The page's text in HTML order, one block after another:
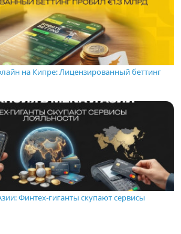
на Кипре: Лицензированный беттинг
Финтех-гиганты скупают сервисы